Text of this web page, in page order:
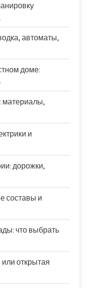
автоматы,
доме:
материалы,
и
дорожки,
составы и
что выбрать
открытая